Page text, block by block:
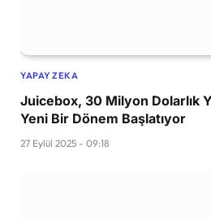
YAPAY ZEKA
Juicebox, 30 Milyon Dolarlık
Yeni Bir Dönem Başlatıyor
27 Eylül 2025 - 09:18